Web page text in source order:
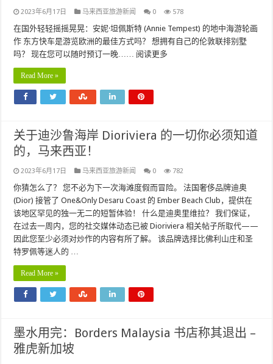
2023年6月17日 马来西亚旅游新闻 0 578
在国外轻轻摇摇晃晃：安妮·坦佩斯特 (Annie Tempest) 的地中海游轮画
作 东方快车是游览欧洲的最佳方式吗？ 想拥有自己的伦敦联排别墅
吗？ 现在您可以随时预订一晚…… 阅读更多
Read More »
关于迪沙鲁海岸 Dioriviera 的一切你必须知道
的，马来西亚！
2023年6月17日 马来西亚旅游新闻 0 782
你猜怎么了？ 您不必为下一次海滩度假而冒险。 法国奢侈品牌迪奥
(Dior) 接管了 One&Only Desaru Coast 的 Ember Beach Club，提供在
该地区罕见的独一无二的短暂体验！ 什么是迪奥里维拉？ 我们保证，
在过去一周内，您的社交媒体动态已被 Dioriviera 相关帖子所取代——
因此您至少必须对炒作的内容有所了解。 该品牌选择比佛利山庄和圣
特罗佩等迷人的 …
Read More »
墨水用完：Borders Malaysia 书店称其退出 –
雅虎新加坡